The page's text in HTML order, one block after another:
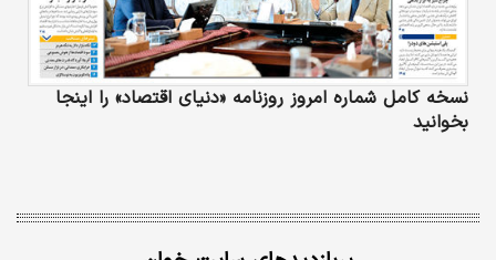
نسخه کامل شماره امروز روزنامه «دنیای‌ اقتصاد» را اینجا
بخوانید